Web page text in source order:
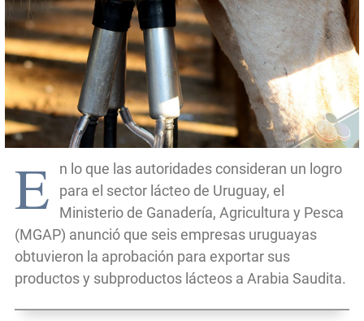
E
n lo que las autoridades consideran un logro
para el sector lácteo de Uruguay, el
Ministerio de Ganadería, Agricultura y Pesca
(MGAP) anunció que seis empresas uruguayas
obtuvieron la aprobación para exportar sus
productos y subproductos lácteos a Arabia Saudita.